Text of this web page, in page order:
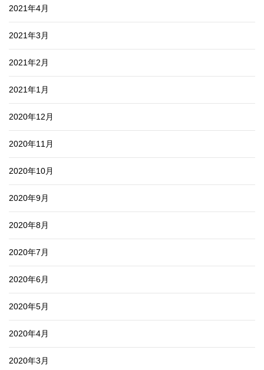
2021年4月
2021年3月
2021年2月
2021年1月
2020年12月
2020年11月
2020年10月
2020年9月
2020年8月
2020年7月
2020年6月
2020年5月
2020年4月
2020年3月